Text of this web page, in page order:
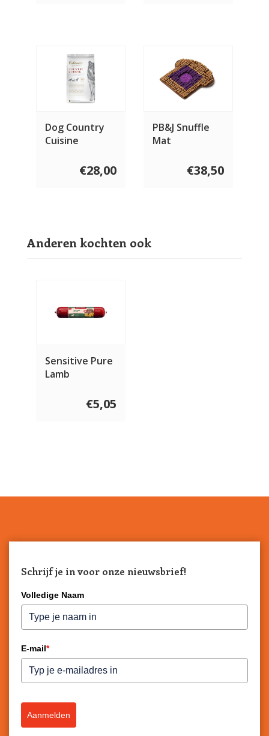
Dog Country
Cuisine
€28,00
PB&J Snuffle
Mat
€38,50
Anderen kochten ook
Sensitive Pure
Lamb
€5,05
Schrijf je in voor onze nieuwsbrief!
Volledige Naam
E-mail*
Aanmelden